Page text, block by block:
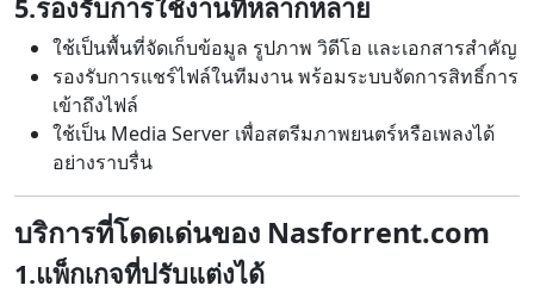
5.รองรับการใช้งานที่หลากหลาย
ใช้เป็นพื้นที่จัดเก็บข้อมูล รูปภาพ วิดีโอ และเอกสารสำคัญ
รองรับการแชร์ไฟล์ในทีมงาน พร้อมระบบจัดการสิทธิ์การ
เข้าถึงไฟล์
ใช้เป็น Media Server เพื่อสตรีมภาพยนตร์หรือเพลงได้
อย่างราบรื่น
บริการที่โดดเด่นของ Nasforrent.com
1.แพ็กเกจที่ปรับแต่งได้